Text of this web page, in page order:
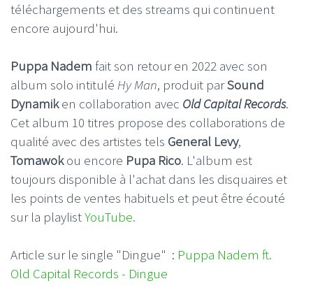
téléchargements et des streams qui continuent
encore aujourd'hui.
Puppa Nadem fait son retour en 2022 avec son
album solo intitulé Hy Man, produit parSound
Dynamiken collaboration avec Old Capital Records.
Cet album 10 titres propose des collaborations de
qualité avec des artistes tels General Levy,
Tomawokou encore Pupa Rico. L'album est
toujours disponible à l'achat dans les disquaires et
les points de ventes habituels et peut être écouté
sur la playlistYouTube.
Article sur le single "Dingue" : Puppa Nadem ft.
Old Capital Records - Dingue